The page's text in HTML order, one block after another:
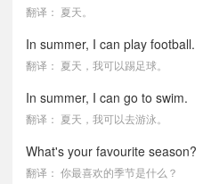
翻译： 夏天。
In summer, I can play football.
翻译： 夏天，我可以踢足球。
In summer, I can go to swim.
翻译： 夏天，我可以去游泳。
What's your favourite season?
翻译： 你最喜欢的季节是什么？